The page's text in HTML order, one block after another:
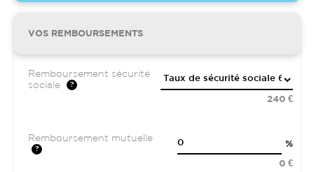
VOS REMBOURSEMENTS
Remboursement sécurité
sociale
240 €
Remboursement mutuelle
%
0 €